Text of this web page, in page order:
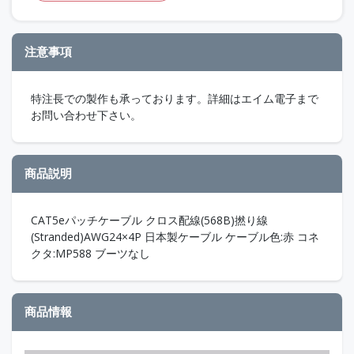
注意事項
特注長での製作も承っております。詳細はエイム電子まで
お問い合わせ下さい。
商品説明
CAT5eパッチケーブル クロス配線(568B)撚り線
(Stranded)AWG24×4P 日本製ケーブル ケーブル色:赤 コネ
クタ:MP588 ブーツなし
商品情報